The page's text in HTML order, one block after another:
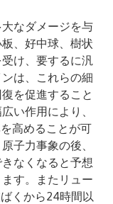
なダメージを与
、好中球、樹状
け、要するに汎
は、これらの細
を促進すること
い作用により、
高めることが可
子力事象の後、
なくなると予想
す。またリュー
くから24時間以